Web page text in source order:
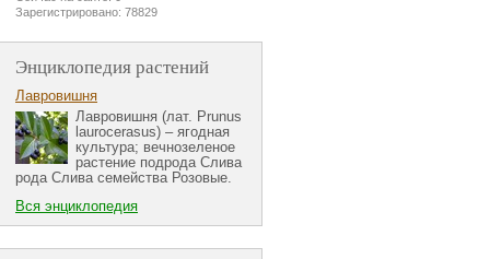
Зарегистрировано: 78829
Энциклопедия растений
Лавровишня
Лавровишня (лат. Prunus
laurocerasus) – ягодная
культура; вечнозеленое
растение подрода Слива
рода Слива семейства Розовые.
Вся энциклопедия